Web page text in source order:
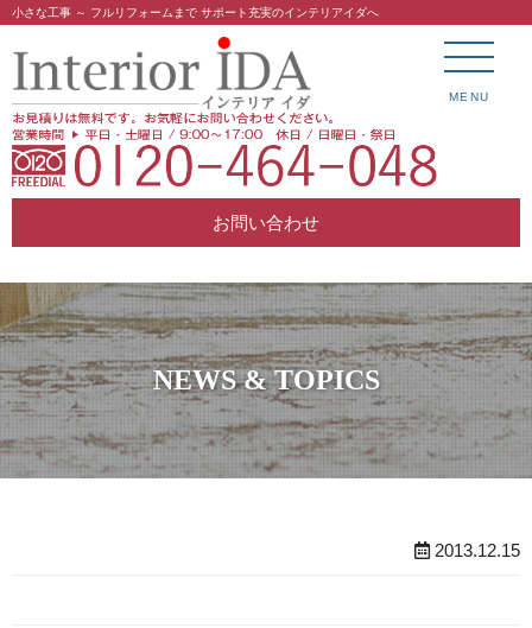
小さな工事 ～ フルリフォームまで サポート充実のインテリアイダへ
お問い合わせ
MENU
NEWS & TOPICS
2013.12.15